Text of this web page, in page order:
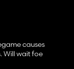
causes
Will wait foe